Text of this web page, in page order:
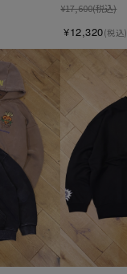
¥17,600(税込)
¥12,320(税込)